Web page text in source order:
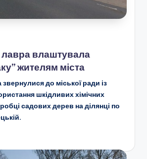
лавра влаштувала
жителям міста
до міської ради із
шкідливих хімічних
садових дерев на ділянці по